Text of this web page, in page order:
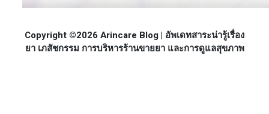
Copyright ©2026 Arincare Blog | อัพเดทสาระน่ารู้เรื่อง
ยา เภสัชกรรม การบริหารร้านขายยา และการดูแลสุขภาพ